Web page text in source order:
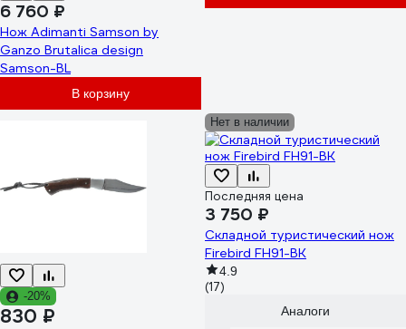
6 760 ₽
Нож Adimanti Samson by
Ganzo Brutalica design
Samson-BL
В корзину
-20%
830 ₽
Нет в наличии
Последняя цена
3 750 ₽
Складной туристический нож
Firebird FH91-BK
4.9
(17)
Аналоги